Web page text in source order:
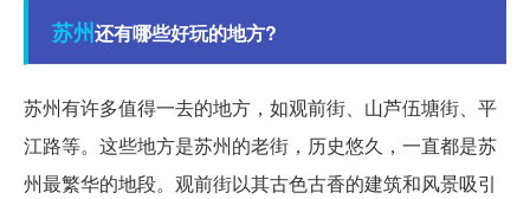
苏州还有哪些好玩的地方?
苏州有许多值得一去的地方，如观前街、山芦伍塘街、平
江路等。这些地方是苏州的老街，历史悠久，一直都是苏
州最繁华的地段。观前街以其古色古香的建筑和风景吸引